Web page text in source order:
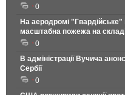
0
На аеродромі
масштабна пожежа на
0
В адміністрації Вучича
Сербії
0